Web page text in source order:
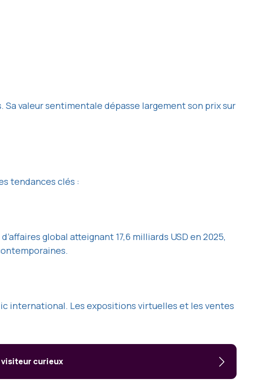
valeur sentimentale dépasse largement son prix sur
tendances clés :
global atteignant 17,6 milliards USD en 2025,
international. Les expositions virtuelles et les ventes
visiteur curieux